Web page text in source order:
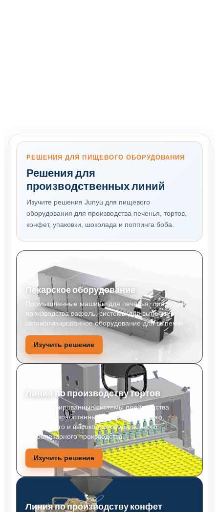
РЕШЕНИЯ ДЛЯ ПИЩЕВОГО ОБОРУДОВАНИЯ
Решения для
производственных линий
Изучите решения Junyu для пищевого
оборудования для производства печенья, тортов,
конфет, упаковки, шоколада и поппинга боба.
Пекарское оборудование
Промышленные машины для печенья, линии для
производства вафель, системы для выпечки и
автоматизированное оборудование для выпечки.
Изучить решение
Линия по производству тортов
Автоматизированные системы производства
тортов, разработанные для эффективного,
стабильного и высокопроизводительного
хлебопекарного производства.
Изучить решение
Линия по производству конфет